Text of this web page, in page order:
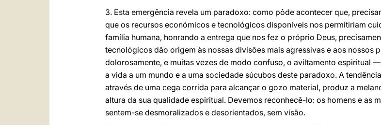
3. Esta emergência revela um paradoxo: como pôde acontecer que,
que os recursos económicos e tecnológicos disponíveis nos permitiriam
família humana, honrando a entrega que nos fez o próprio Deus,
tecnológicos dão origem às nossas divisões mais agressivas e aos nossos
dolorosamente, e muitas vezes de modo confuso, o aviltamento espiritual
a vida a um mundo e a uma sociedade súcubos deste paradoxo. A
através de uma cega corrida para alcançar o gozo material, produz a
altura da sua qualidade espiritual. Devemos reconhecê-lo: os homens e as
sentem-se desmoralizados e desorientados, sem visão.